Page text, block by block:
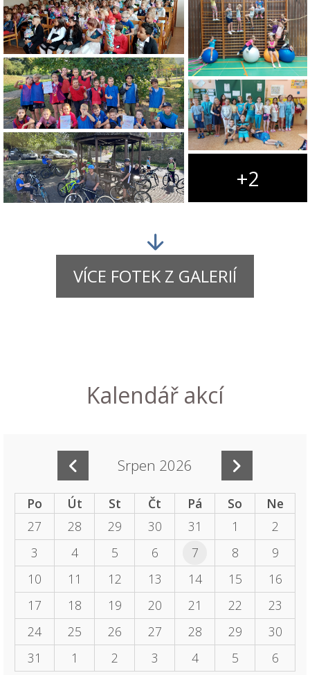
+2
VÍCE FOTEK Z GALERIÍ
Kalendář akcí
Srpen 2026
Po Út St Čt Pá So
Ne
27
28 29 30 31 1
2
3
4 5 6 7 8
9
10
11 12 13 14 15
16
17
18 19 20 21 22
23
24
25 26 27 28 29
30
31
1 2 3 4 5 6